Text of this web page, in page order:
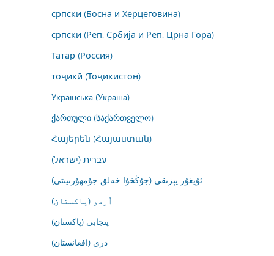
српски (Босна и Херцеговина)
српски (Реп. Србија и Реп. Црна Гора)
Татар (Россия)
тоҷикӣ (Тоҷикистон)
Українська (Україна)
ქართული (საქართველო)
Հայերեն (Հայաստան)
עברית (ישראל)
ئۇيغۇر يېزىقى (جۇڭخۇا خەلق جۇمھۇرىيىتى)
اُردو (پاکستان)
پنجابی (پاکستان)
درى (افغانستان)